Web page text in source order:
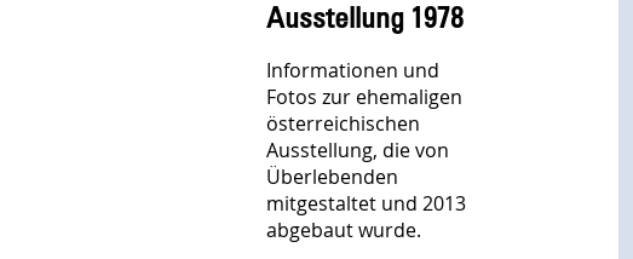
Ausstellung 1978
Informationen und
Fotos zur ehemaligen
österreichischen
Ausstellung, die von
Überlebenden
mitgestaltet und 2013
abgebaut wurde.